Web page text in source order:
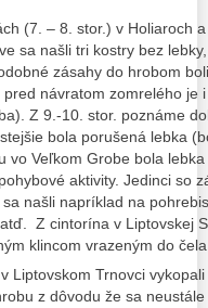
(7. – 8. stor.) v Holiaroch
sa našli tri kostry bez
zásahy do hrobom
návratom zomrelého je
Z 9.-10. stor. poznáme
bola porušená lebka
vo Veľkom Grobe bola
aktivity. Jedinci so
našli napríklad na
Z cintorína v Liptovskej
klincom vrazeným do čela
Liptovskom Trnovci
z dôvodu že sa